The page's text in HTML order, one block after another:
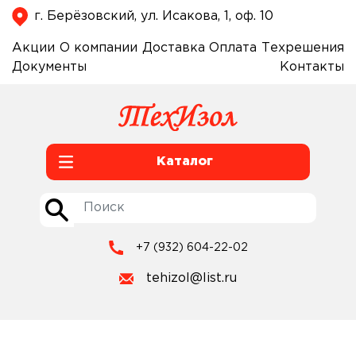
г. Берёзовский, ул. Исакова, 1, оф. 10
Акции О компании Доставка Оплата
Техрешения
Документы
Контакты
Каталог
+7 (932) 604-22-02
tehizol@list.ru